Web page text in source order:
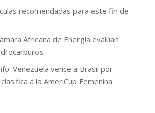
recomendadas para este fin de
Africana de Energía evalúan
Venezuela vence a Brasil por
a la AmeriCup Femenina